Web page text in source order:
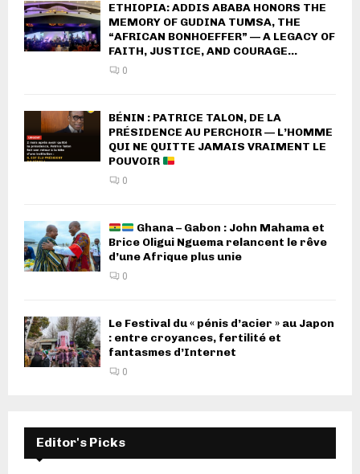
ETHIOPIA: ADDIS ABABA HONORS THE
MEMORY OF GUDINA TUMSA, THE
“AFRICAN BONHOEFFER” — A LEGACY OF
FAITH, JUSTICE, AND COURAGE...
0
BÉNIN : PATRICE TALON, DE LA
PRÉSIDENCE AU PERCHOIR — L’HOMME
QUI NE QUITTE JAMAIS VRAIMENT LE
POUVOIR
0
Ghana – Gabon : John Mahama et
Brice Oligui Nguema relancent le rêve
d’une Afrique plus unie
0
Le Festival du « pénis d’acier » au Japon
: entre croyances, fertilité et
fantasmes d’Internet
0
Editor's Picks